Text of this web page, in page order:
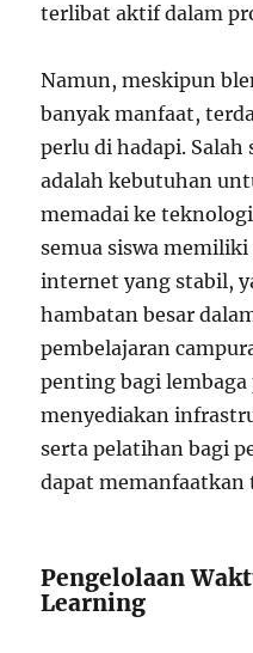
terlibat aktif dalam
Namun, meskipun
banyak manfaat,
perlu di hadapi.
adalah kebutuhan
memadai ke
semua siswa
internet yang stabil,
hambatan besar
pembelajaran
penting bagi
menyediakan
serta pelatihan bagi
dapat
Pengelolaan
Learning